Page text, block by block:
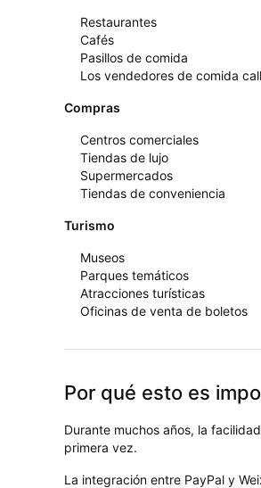
Restaurantes
Cafés
Pasillos de comida
Los vendedores de comida
Compras
Centros comerciales
Tiendas de lujo
Supermercados
Tiendas de conveniencia
Turismo
Museos
Parques temáticos
Atracciones turísticas
Oficinas de venta de boletos
Por qué esto es
Durante muchos años, la
primera vez.
La integración entre PayPal y